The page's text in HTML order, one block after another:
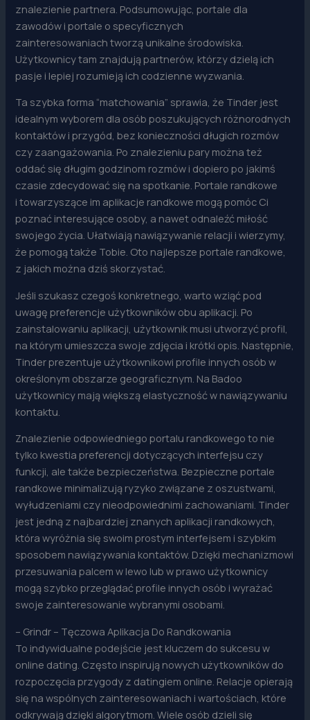
znalezienie partnera. Podsumowując, portale dla
zawodów i portale o specyficznych
zainteresowaniach tworzą unikalne środowiska.
Użytkownicy tam znajdują partnerów, którzy dzielą ich
pasje i lepiej rozumieją ich codzienne wyzwania.
Ta szybka forma “matchowania” sprawia, że Tinder jest
idealnym wyborem dla osób poszukujących różnorodnych
kontaktów i przygód, bez konieczności długich rozmów
czy zaangażowania. Po znalezieniu pary można też
oddać się długim godzinom rozmów i dopiero po jakimś
czasie zdecydować się na spotkanie. Portale randkowe
i towarzyszące im aplikacje randkowe mogą pomóc Ci
poznać interesujące osoby, a nawet odnaleźć miłość
swojego życia. Ułatwiają nawiązywanie relacji i wierzymy,
że pomogą także Tobie. Oto najlepsze portale randkowe,
z jakich można dziś skorzystać.
Jeśli szukasz czegoś konkretnego, warto wziąć pod
uwagę preferencje użytkowników obu aplikacji. Po
zainstalowaniu aplikacji, użytkownik musi utworzyć profil,
na którym umieszcza swoje zdjęcia i krótki opis. Następnie,
Tinder prezentuje użytkownikowi profile innych osób w
określonym obszarze geograficznym. Na Badoo
użytkownicy mają większą elastyczność w nawiązywaniu
kontaktu.
Znalezienie odpowiedniego portalu randkowego to nie
tylko kwestia preferencji dotyczących interfejsu czy
funkcji, ale także bezpieczeństwa. Bezpieczne portale
randkowe minimalizują ryzyko związane z oszustwami,
wyłudzeniami czy nieodpowiednimi zachowaniami. Tinder
jest jedną z najbardziej znanych aplikacji randkowych,
która wyróżnia się swoim prostym interfejsem i szybkim
sposobem nawiązywania kontaktów. Dzięki mechanizmowi
przesuwania palcem w lewo lub w prawo użytkownicy
mogą szybko przeglądać profile innych osób i wyrażać
swoje zainteresowanie wybranymi osobami.
– Grindr – Tęczowa Aplikacja Do Randkowania
To indywidualne podejście jest kluczem do sukcesu w
online dating. Często inspirują nowych użytkowników do
rozpoczęcia przygody z datingiem online. Relacje opierają
się na wspólnych zainteresowaniach i wartościach, które
odkrywają dzięki algorytmom. Wiele osób dzieli się